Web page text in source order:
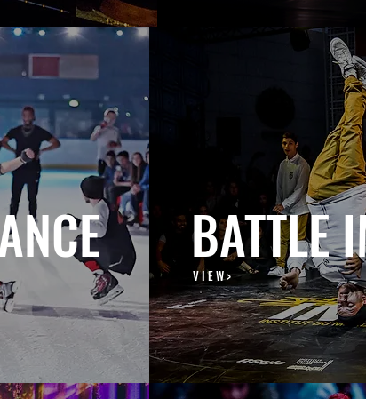
BATTLE
V I E W >